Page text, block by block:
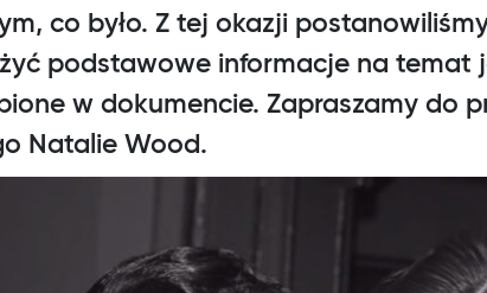
co było. Z tej okazji
podstawowe informacje na temat
w dokumencie. Zapraszamy do
Natalie Wood.